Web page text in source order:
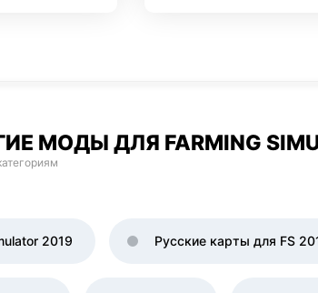
МОДЫ ДЛЯ FARMING
2019 Русские карты для FS